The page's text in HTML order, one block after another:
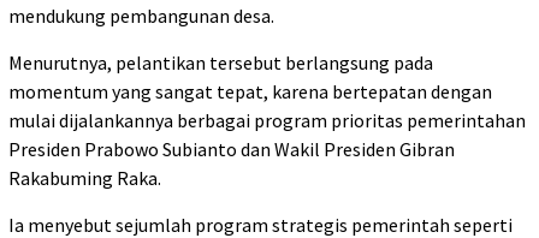
mendukung pembangunan desa.
Menurutnya, pelantikan tersebut berlangsung pada
momentum yang sangat tepat, karena bertepatan dengan
mulai dijalankannya berbagai program prioritas pemerintahan
Presiden Prabowo Subianto dan Wakil Presiden Gibran
Rakabuming Raka.
Ia menyebut sejumlah program strategis pemerintah seperti